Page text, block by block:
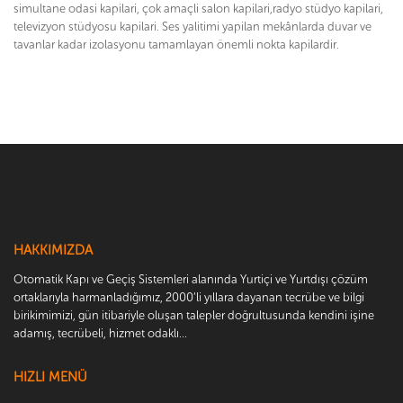
simultane odasi kapilari, çok amaçli salon kapilari,radyo stüdyo kapilari,
televizyon stüdyosu kapilari. Ses yalitimi yapilan mekânlarda duvar ve
tavanlar kadar izolasyonu tamamlayan önemli nokta kapilardir.
HAKKIMIZDA
Otomatik Kapı ve Geçiş Sistemleri alanında Yurtiçi ve Yurtdışı çözüm
ortaklarıyla harmanladığımız, 2000’li yıllara dayanan tecrübe ve bilgi
birikimimizi, gün itibariyle oluşan talepler doğrultusunda kendini işine
adamış, tecrübeli, hizmet odaklı...
HIZLI MENÜ